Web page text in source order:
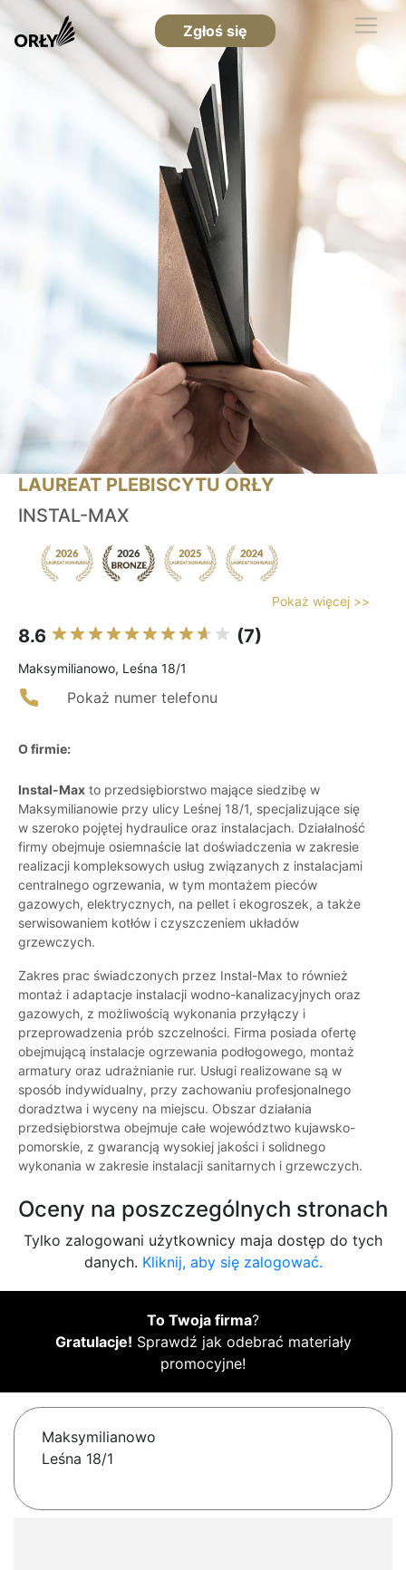
Zgłoś się
LAUREAT PLEBISCYTU ORŁY
INSTAL-MAX
Pokaż więcej >>
8.6 (7)
Maksymilianowo, Leśna 18/1
Pokaż numer telefonu
O firmie:
Instal-Max to przedsiębiorstwo mające siedzibę w
Maksymilianowie przy ulicy Leśnej 18/1, specjalizujące się
w szeroko pojętej hydraulice oraz instalacjach. Działalność
firmy obejmuje osiemnaście lat doświadczenia w zakresie
realizacji kompleksowych usług związanych z instalacjami
centralnego ogrzewania, w tym montażem pieców
gazowych, elektrycznych, na pellet i ekogroszek, a także
serwisowaniem kotłów i czyszczeniem układów
grzewczych.
Zakres prac świadczonych przez Instal-Max to również
montaż i adaptacje instalacji wodno-kanalizacyjnych oraz
gazowych, z możliwością wykonania przyłączy i
przeprowadzenia prób szczelności. Firma posiada ofertę
obejmującą instalacje ogrzewania podłogowego, montaż
armatury oraz udrażnianie rur. Usługi realizowane są w
sposób indywidualny, przy zachowaniu profesjonalnego
doradztwa i wyceny na miejscu. Obszar działania
przedsiębiorstwa obejmuje całe województwo kujawsko-
pomorskie, z gwarancją wysokiej jakości i solidnego
wykonania w zakresie instalacji sanitarnych i grzewczych.
Oceny na poszczególnych stronach
Tylko zalogowani użytkownicy maja dostęp do tych
danych. Kliknij, aby się zalogować.
To Twoja firma?
Gratulacje! Sprawdź jak odebrać materiały
promocyjne!
Maksymilianowo
Leśna 18/1